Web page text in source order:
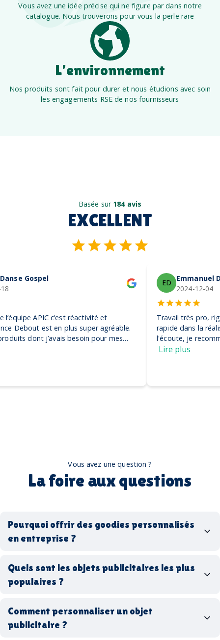
Vous avez une idée précise qui ne figure par dans notre
catalogue. Nous trouverons pour vous la perle rare
L’environnement
Nos produits sont fait pour durer et nous étudions avec soin
les engagements RSE de nos fournisseurs
Basée sur 184 avis
EXCELLENT
ED
Emmanuel De Vezin
Travail très pro, rigoureux et efficace. Ils ont été très
rapide dans la réalisation de la commande et très à
l'écoute, je recommande ! Encore merci, on adore nos
Vous avez une question ?
La foire aux questions
Pourquoi offrir des goodies personnalisés
en entreprise ?
Quels sont les objets publicitaires les plus
populaires ?
stylos personnalisés
tote bags publicitaires
gourdes réutilisables
Comment personnaliser un objet
publicitaire ?